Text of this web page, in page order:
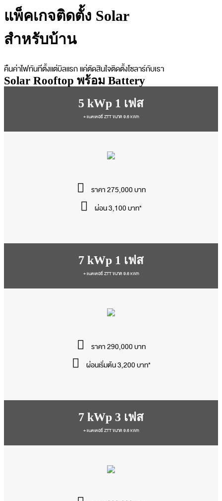
แพ็คเกจติดตั้ง Solar
สำหรับบ้าน
คืนค่าไฟทันทีตั้งแต่บิลแรก แค่ตัดสินใจติดตั้งโซลาร์กับเรา
Solar Rooftop พร้อม Battery
5 kWp 1 เฟส
+ แบตเตอรี่ ZTT ขนาด 9.6 kWh
ราคา 275,000 บาท
ผ่อน 3,100 บาท*
7 kWp 1 เฟส
+ แบตเตอรี่ ZTT ขนาด 9.6 kWh
ราคา 290,000 บาท
ผ่อนเริ่มต้น 3,200 บาท*
7 kWp 3 เฟส
+ แบตเตอรี่ ZTT ขนาด 9.6 kWh